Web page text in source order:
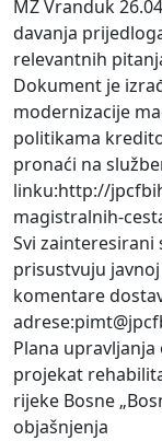
MZ Vranduk
davanja
relevantnih
Dokument je
modernizacije
politikama
pronaći na
linku:http://
magistralnih-
Svi
prisustvuju
komentare
adrese:
Plana
projekat
rijeke Bosne
objašnjenja